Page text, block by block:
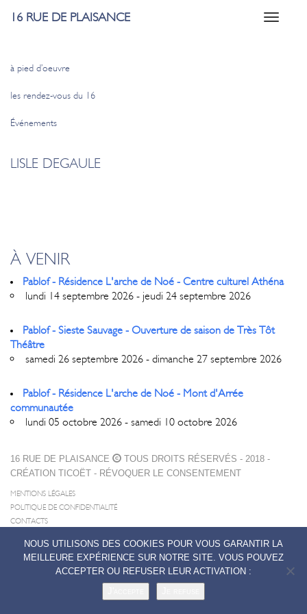
Toggle
16 RUE DE PLAISANCE
à pied d’oeuvre
les rendez-vous du 16
Événements
LISLE DEGAULE
À VENIR
Pablof - Résidence L'arche de Noé - Centre culturel Athéna
lundi 14 septembre 2026 - jeudi 24 septembre 2026
Pablof - Sieste Sauvage - Ouverture de saison de Très Tôt
Théâtre
samedi 26 septembre 2026 - dimanche 27 septembre 2026
Pablof - Résidence L'arche de Noé - Mont d'Arrée
communautée
lundi 05 octobre 2026 - samedi 10 octobre 2026
16 RUE DE PLAISANCE
TOUS DROITS RÉSERVÉS - 2018 -
CRÉATION TICOËT - RÉVOQUER LE CONSENTEMENT
MENTIONS LÉGALES
POLITIQUE DE CONFIDENTIALITÉ
CONTACTS
NOUS UTILISONS DES COOKIES POUR VOUS GARANTIR LA
MEILLEURE EXPÉRIENCE SUR NOTRE SITE. VOUS POUVEZ
ACCEPTER OU REFUSER LEUR ACTIVATION :